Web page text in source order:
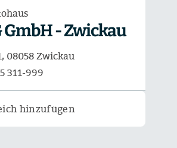
GmbH - Zwickau
08058 Zwickau
311-999
hinzufügen